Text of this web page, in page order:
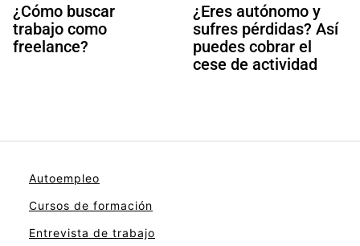
¿Cómo buscar
trabajo como
freelance?
¿Eres autónomo y
sufres pérdidas? Así
puedes cobrar el
cese de actividad
Autoempleo
Cursos de formación
Entrevista de trabajo